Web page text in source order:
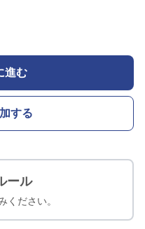
進む
する
ール
ください。